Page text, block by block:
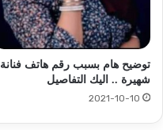
توضيح هام بسبب رقم هاتف فنانة
شهيرة .. اليك التفاصيل
2021-10-10